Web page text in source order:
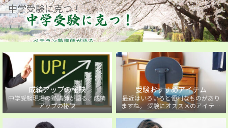
中学受験に克つ！
成績アップの秘訣
中学受験現場の塾講師が語る、成績
アップの秘訣
受験おすすめアイテム
最近はいろいろと便利なものがあり
ますね。 受験にオススメのアイテム
を紹介しています。